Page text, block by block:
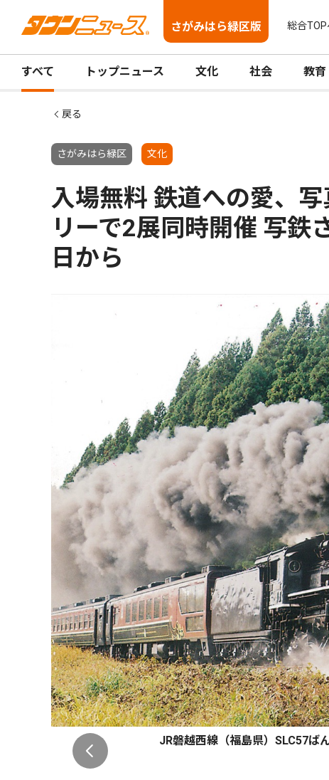
さがみはら緑区版 総合TOP
すべて トップニュース 文化 社会 教育
戻る
さがみはら緑区 文化
入場無料 鉄道への愛、
リーで2展同時開催 写
日から
JR磐越西線（福島県）SLC57